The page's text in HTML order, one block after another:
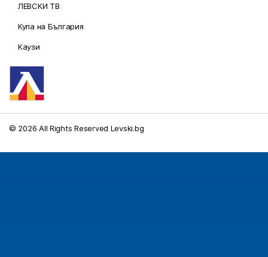
ЛЕВСКИ ТВ
Купа на България
Каузи
© 2026 All Rights Reserved Levski.bg